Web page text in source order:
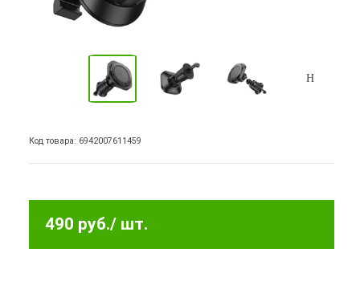
Код товара: 6942007611459
490 руб./ шт.